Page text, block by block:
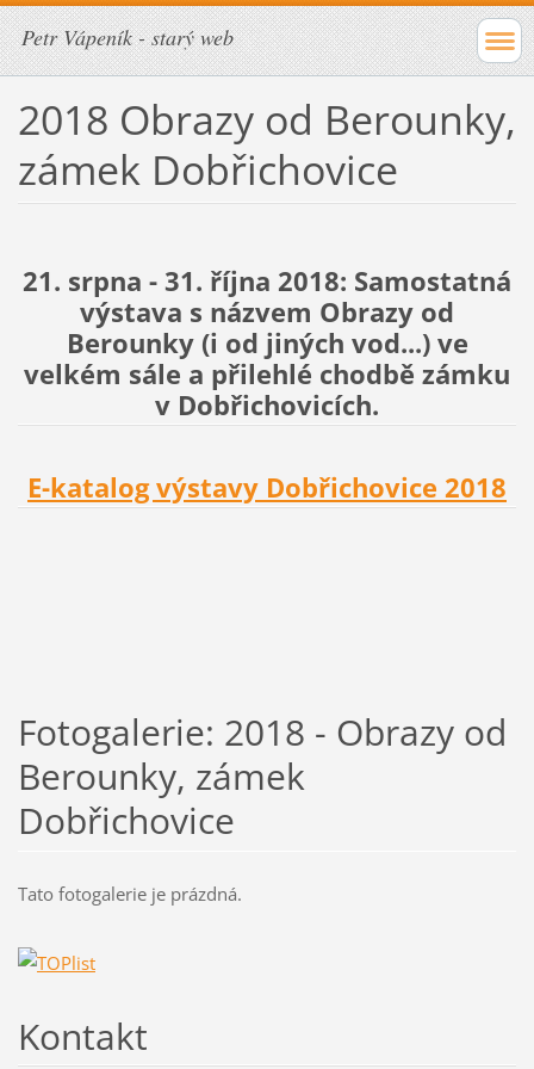
Petr Vápeník - starý web
2018 Obrazy od Berounky,
zámek Dobřichovice
21. srpna - 31. října 2018: Samostatná
výstava s názvem Obrazy od
Berounky (i od jiných vod...) ve
velkém sále a přilehlé chodbě zámku
v Dobřichovicích.
E-katalog výstavy Dobřichovice 2018
Fotogalerie: 2018 - Obrazy od
Berounky, zámek
Dobřichovice
Tato fotogalerie je prázdná.
Kontakt